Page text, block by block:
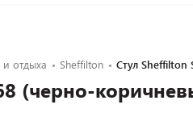
отдыха Sheffilton Стул
(черно-